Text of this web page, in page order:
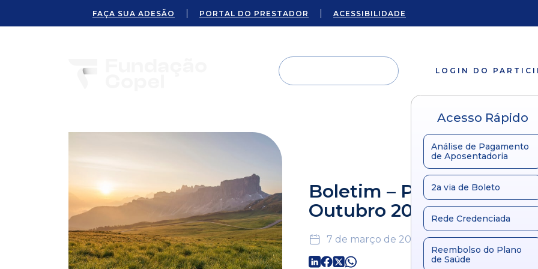
FAÇA SUA ADESÃO PORTAL DO PRESTADOR ACESSIBILIDADE
LOGIN DO
Acesso Rápido
Análise de Pagamento
de Aposentadoria
2a via de Boleto
Rede Credenciada
Reembolso do Plano
de Saúde
Boletim – Plano
Outubro 2016
7 de março de 2024